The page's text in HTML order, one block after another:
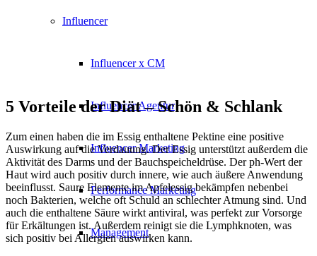
Influencer
Influencer x CM
Influencer Agentur
Influencer Marketing
Performance Marketing
Management
5 Vorteile der Diät – Schön & Schlank
Zum einen haben die im Essig enthaltene Pektine eine positive
Auswirkung auf die Verdauung. Der Essig unterstützt außerdem die
Aktivität des Darms und der Bauchspeicheldrüse. Der ph-Wert der
Haut wird auch positiv durch innere, wie auch äußere Anwendung
beeinflusst. Saure Elemente im Apfelessig bekämpfen nebenbei
noch Bakterien, welche oft Schuld an schlechter Atmung sind. Und
auch die enthaltene Säure wirkt antiviral, was perfekt zur Vorsorge
für Erkältungen ist. Außerdem reinigt sie die Lymphknoten, was
sich positiv bei Allergien auswirken kann.